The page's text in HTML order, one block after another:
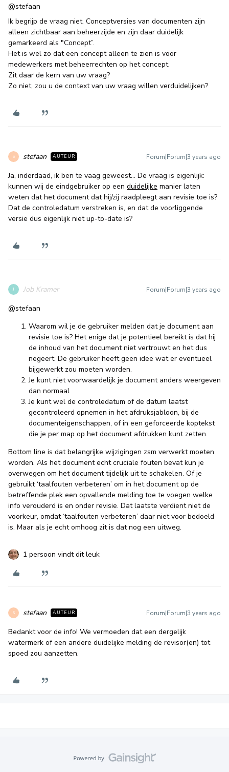
@stefaan
Ik begrijp de vraag niet. Conceptversies van documenten zijn
alleen zichtbaar aan beheerzijde en zijn daar duidelijk
gemarkeerd als "Concept”.
Het is wel zo dat een concept alleen te zien is voor
medewerkers met beheerrechten op het concept.
Zit daar de kern van uw vraag?
Zo niet, zou u de context van uw vraag willen verduidelijken?
S stefaan AUTEUR Forum|Forum|3 years ago
Ja, inderdaad, ik ben te vaag geweest… De vraag is eigenlijk:
kunnen wij de eindgebruiker op een duidelijke manier laten
weten dat het document dat hij/zij raadpleegt aan revisie toe is?
Dat de controledatum verstreken is, en dat de voorliggende
versie dus eigenlijk niet up-to-date is?
J Job Kramer Forum|Forum|3 years ago
@stefaan
Waarom wil je de gebruiker melden dat je document aan
revisie toe is? Het enige dat je potentieel bereikt is dat hij
de inhoud van het document niet vertrouwt en het dus
negeert. De gebruiker heeft geen idee wat er eventueel
bijgewerkt zou moeten worden.
Je kunt niet voorwaardelijk je document anders weergeven
dan normaal
Je kunt wel de controledatum of de datum laatst
gecontroleerd opnemen in het afdruksjabloon, bij de
documenteigenschappen, of in een geforceerde koptekst
die je per map op het document afdrukken kunt zetten.
Bottom line is dat belangrijke wijzigingen zsm verwerkt moeten
worden. Als het document echt cruciale fouten bevat kun je
overwegen om het document tijdelijk uit te schakelen. Of je
gebruikt ‘taalfouten verbeteren’ om in het document op de
betreffende plek een opvallende melding toe te voegen welke
info verouderd is en onder revisie. Dat laatste verdient niet de
voorkeur, omdat ‘taalfouten verbeteren’ daar niet voor bedoeld
is. Maar als je echt omhoog zit is dat nog een uitweg.
1 persoon vindt dit leuk
S stefaan AUTEUR Forum|Forum|3 years ago
Bedankt voor de info! We vermoeden dat een dergelijk
watermerk of een andere duidelijke melding de revisor(en) tot
spoed zou aanzetten.